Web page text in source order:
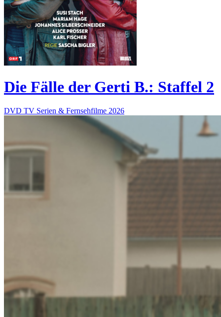
Die Fälle der Gerti B.: Staffel 2
DVD TV Serien & Fernsehfilme 2026